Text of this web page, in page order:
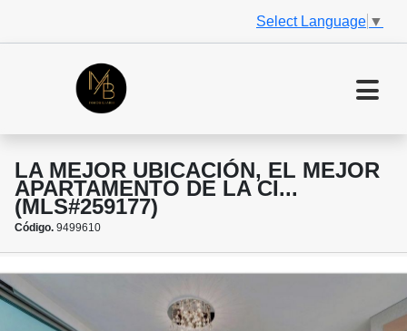
Select Language ▼
LA MEJOR UBICACIÓN, EL MEJOR
APARTAMENTO DE LA CI...
(MLS#259177)
Código. 9499610